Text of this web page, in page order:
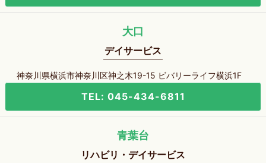
大口
デイサービス
神奈川県横浜市神奈川区神之木19-15 ビバリーライフ横浜1F
TEL: 045-434-6811
青葉台
リハビリ・デイサービス